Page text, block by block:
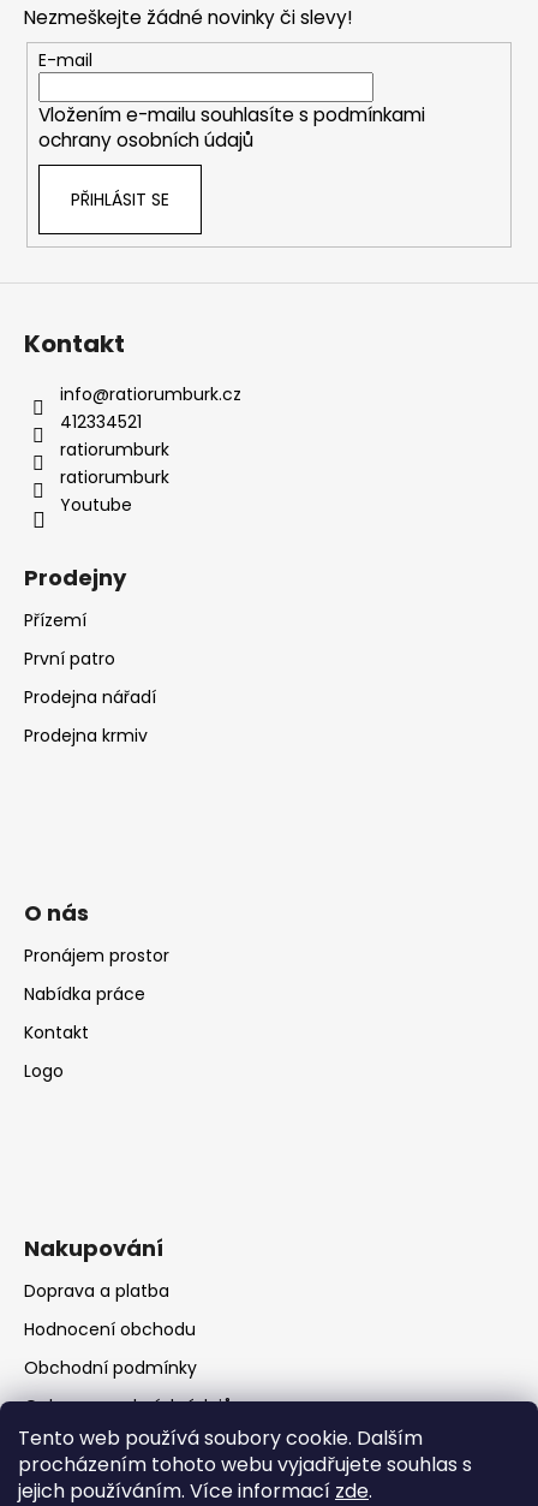
Tento web používá soubory cookie. Dalším
procházením tohoto webu vyjadřujete souhlas s
jejich používáním. Více informací zde.
a
c
í
p
r
ý
p
Nezmeškejte žádné novinky či slevy!
E-mail
Vložením e-mailu souhlasíte s podmínkami
ochrany osobních údajů
PŘIHLÁSIT SE
Kontakt
info@ratiorumburk.cz
412334521
ratiorumburk
ratiorumburk
Youtube
Prodejny
Přízemí
První patro
Prodejna nářadí
Prodejna krmiv
O nás
Pronájem prostor
Nabídka práce
Kontakt
Logo
Nakupování
Doprava a platba
Hodnocení obchodu
Obchodní podmínky
Ochrana osobních údajů